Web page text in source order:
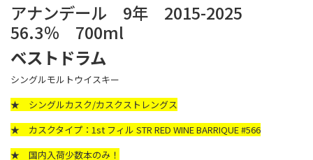
アナンデール 9年 2015-2025
56.3％ 700ml
ベストドラム
シングルモルトウイスキー
★ シングルカスク/カスクストレングス
★ カスクタイプ：1st フィル STR RED WINE BARRIQUE #566
★ 国内入荷少数本のみ！